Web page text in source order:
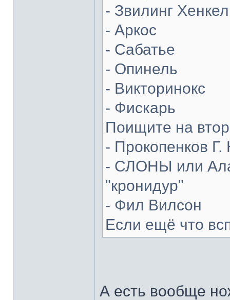
- Звилинг
- Аркос
- Сабатье
- Опинель
- Викторинокс
- Фискарь
Поищите на
- Прокопенков Г.
- СЛОНЫ или
"кронидур"
- Фил Вилсон
Если ещё что
А есть вообще